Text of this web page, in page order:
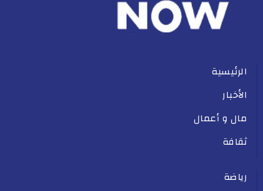
الرئيسية
الأخبار
مال و أعمال
ثقافة
رياضة